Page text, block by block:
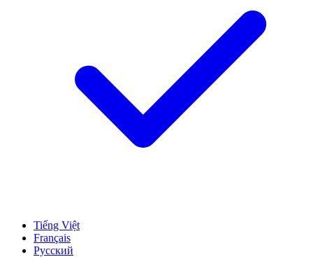
Tiếng Việt
Français
Русский